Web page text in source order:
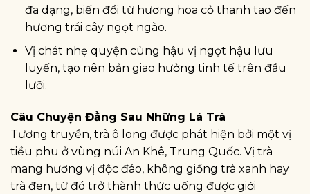
đa dạng, biến đổi từ hương hoa cỏ thanh tao đến
hương trái cây ngọt ngào.
Vị chát nhẹ quyện cùng hậu vị ngọt hậu lưu
luyến, tạo nên bản giao hưởng tinh tế trên đầu
lưỡi.
Câu Chuyện Đằng Sau Những Lá Trà
Tương truyền, trà ô long được phát hiện bởi một vị
tiều phu ở vùng núi An Khê, Trung Quốc. Vị trà
mang hương vị độc đáo, không giống trà xanh hay
trà đen, từ đó trở thành thức uống được giới